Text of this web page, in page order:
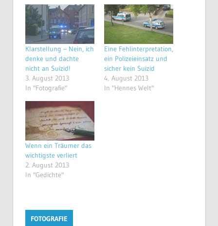
Klarstellung – Nein, ich
denke und dachte
nicht an Suizid!
3. August 2013
In "Fotografie"
Eine Fehlinterpretation,
ein Polizeieinsatz und
sicher kein Suizid
4. August 2013
In "Hennes Welt"
Wenn ein Träumer das
wichtigste verliert
2. August 2013
In "Gedichte"
FOTOGRAFIE